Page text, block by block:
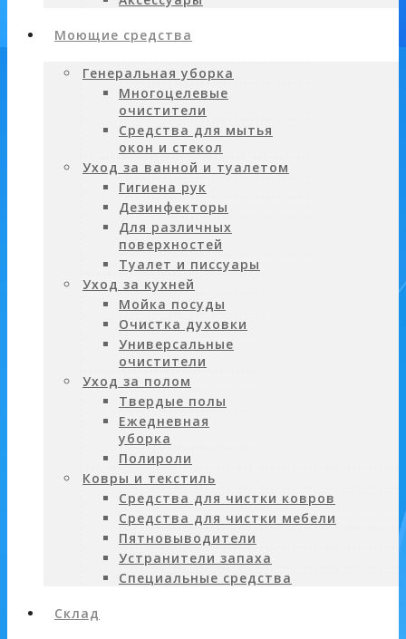
Моющие средства
Генеральная уборка
Многоцелевые
очистители
Средства для мытья
окон и стекол
Уход за ванной и туалетом
Гигиена рук
Дезинфекторы
Для различных
поверхностей
Туалет и писсуары
Уход за кухней
Мойка посуды
Очистка духовки
Универсальные
очистители
Уход за полом
Твердые полы
Ежедневная
уборка
Полироли
Ковры и текстиль
Средства для чистки ковров
Средства для чистки мебели
Пятновыводители
Устранители запаха
Специальные средства
Склад